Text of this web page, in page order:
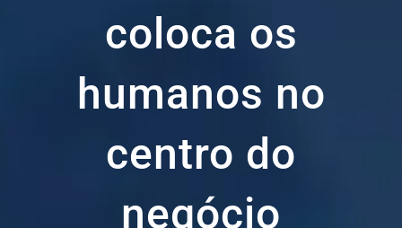
coloca os
humanos no
centro do
negócio